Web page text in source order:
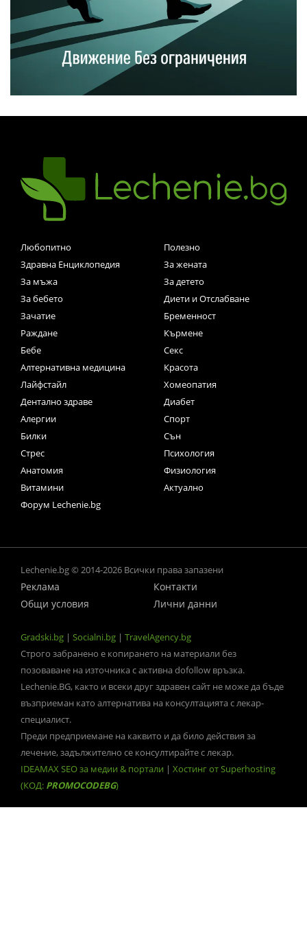
Любопитно
Полезно
Здравна Енциклопедия
За жената
За мъжа
За детето
За бебето
Диети и Отслабване
Зачатие
Бременност
Раждане
Кърмене
Бебе
Секс
Алтернативна медицина
Красота
Лайфстайл
Хомеопатия
Дентално здраве
Диабет
Алергии
Спорт
Билки
Сън
Стрес
Психология
Анатомия
Физиология
Витамини
Актуално
Форум Lechenie.bg
Lechenie.bg © 2014-2026 Всички права запазени
Реклама
Контакти
Общи условия
Лични данни
Gradski.bg | Socialni.bg | TravelAgency.bg
Строго забранено е копирането на материали без
позоваване на източника с активна dofollow връзка.
Lechenie.BG, както и всеки друг здравен сайт не може да бъде
възприеман като алтернатива на консултацията с лекар-
специалист.
Преди предприемане на каквито и да било действия за
лечение, задължително се консултирайте с лекар.
IDEAMAX SEO за медии & портали | Хостинг от Superhosting
(КОД: PROMOCODEBG)